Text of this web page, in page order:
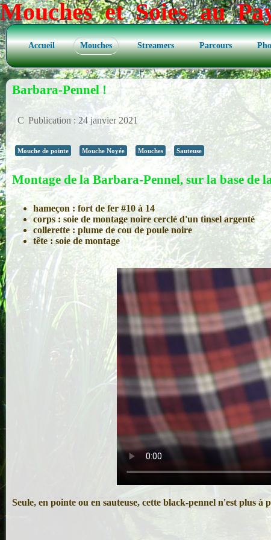
Mouches et Soies au
Accueil Mouches Streamers Parcours
Barbara-Pennel !
Publication : 24 janvier 2021
Mouche de pointe Mouche Noyée Mouches Sauteuse
Montage de la Barbara-Pennel, sur la base de
hameçon : fort de fer #10 à 14
corps : soie de montage noire cerclé d'un tinsel argenté
collerette : plume de cou de poule noire
tête : soie de montage
Seule, en pointe ou en sauteuse, cette black-pennel n'est plus à